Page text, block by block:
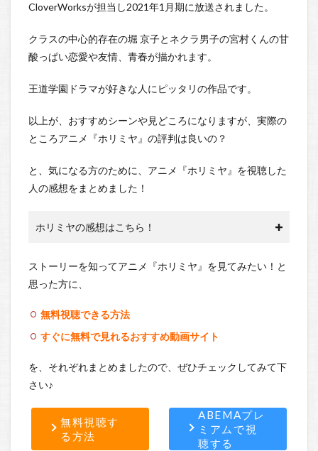
CloverWorksが担当し2021年1月期に放送されました。
クラスの中心的存在の堀 京子とネクラ男子の宮村くんの甘
酸っぱい恋愛や友情、青春が描かれます。
王道学園ドラマが好きな人にピッタリの作品です。
以上が、おすすめシーンや見どころになりますが、実際の
ところアニメ『ホリミヤ』の評判は良いの？
と、気になる方のために、アニメ『ホリミヤ』を視聴した
人の感想をまとめました！
ホリミヤの感想はこちら！
ストーリーを知ってアニメ『ホリミヤ』を見てみたい！と
思った方に、
無料視聴できる方法
すぐに無料で見れるおすすめ動画サイト
を、それぞれまとめましたので、ぜひチェックしてみて下
さい♪
無料視聴す
る方法
ABEMAプレ
ミアムで視
聴する